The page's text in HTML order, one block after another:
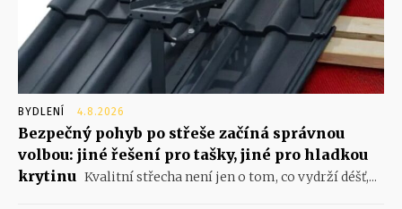
BYDLENÍ 4.8.2026
Bezpečný pohyb po střeše začíná správnou
volbou: jiné řešení pro tašky, jiné pro hladkou
krytinu Kvalitní střecha není jen o tom, co vydrží déšť,...